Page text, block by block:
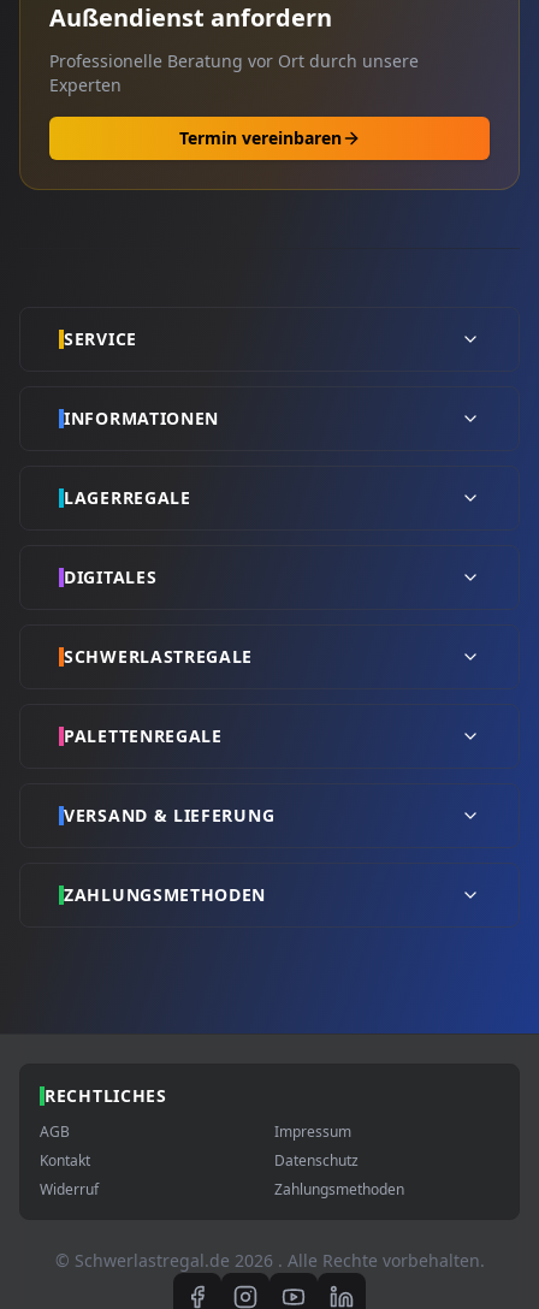
Außendienst anfordern
Professionelle Beratung vor Ort durch unsere
Experten
Termin vereinbaren
SERVICE
INFORMATIONEN
LAGERREGALE
DIGITALES
SCHWERLASTREGALE
PALETTENREGALE
VERSAND & LIEFERUNG
ZAHLUNGSMETHODEN
RECHTLICHES
AGB
Impressum
Kontakt
Datenschutz
Widerruf
Zahlungsmethoden
© Schwerlastregal.de 2026 . Alle Rechte vorbehalten.